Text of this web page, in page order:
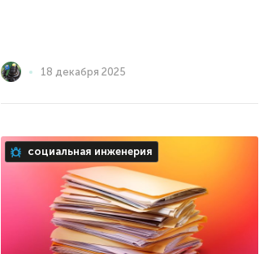
18 декабря 2025
социальная инженерия